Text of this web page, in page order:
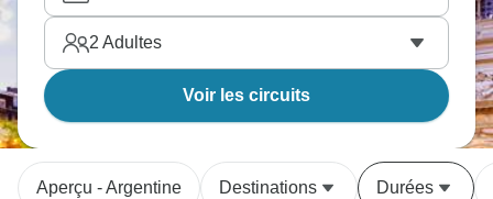
2 Adultes
Voir les circuits
Aperçu - Argentine Destinations Durées